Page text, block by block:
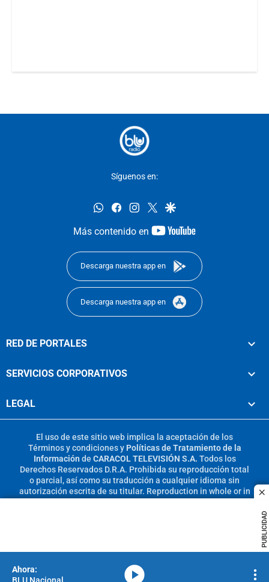
PUBLICIDAD
Síguenos en:
whatsappfacebookinstagram
twittergoogle
Más contenido en
youtube-
Descarga nuestra app en
Descarga nuestra app en
RED DE PORTALES
SERVICIOS CORPORATIVOS
LEGAL
El uso de este sitio web implica la aceptación de los
Términos y condicionesy Políticas de Tratamiento de la
Información de CARACOL TELEVISIÓN S.A. Todos los
Derechos Reservados D.R.A. Prohibida su reproducción total
o parcial, así como su traducción a cualquier idioma sin
autorización escrita de su titular. Reproduction in whole or in
BLU Nacional